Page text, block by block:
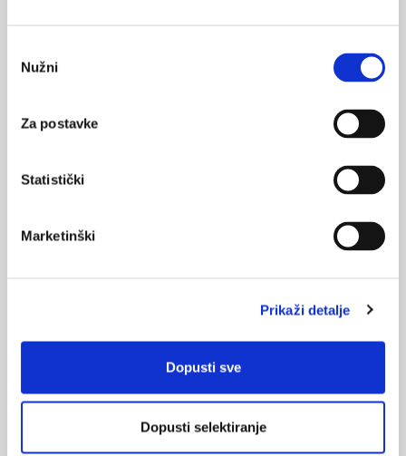
pristanka
Nužni
Za postavke
Statistički
Marketinški
Prikaži detalje
Dopusti sve
Dopusti selektiranje
nutritivno bogate hrane za njihovu djecu, objavljeno je u CMJ-u.
Učinak duda varalica na dojenje
Analizom literature u Cochrane sustavnom pregledu zaključeno